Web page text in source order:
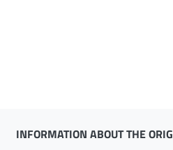
INFORMATION ABOUT THE